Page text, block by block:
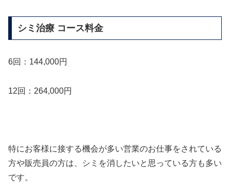
シミ治療 コース料金
6回：144,000円
12回：264,000円
特にお客様に接する機会が多い営業のお仕事をされている
方や販売員の方は、シミを消したいと思っている方も多い
です。